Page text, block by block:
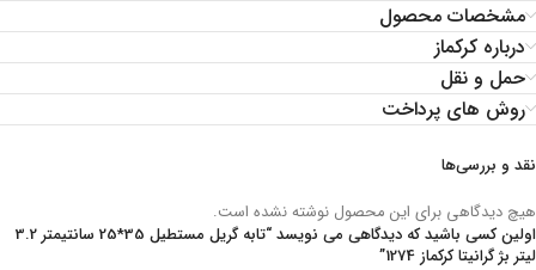
مشخصات محصول
درباره کرکماز
حمل و نقل
روش های پرداخت
نقد و بررسی‌ها
هیچ دیدگاهی برای این محصول نوشته نشده است.
اولین کسی باشید که دیدگاهی می نویسد “تابه گریل مستطیل 35*25 سانتیمتر 3.2
لیتر بژ گرانیتا کرکماز 1274”